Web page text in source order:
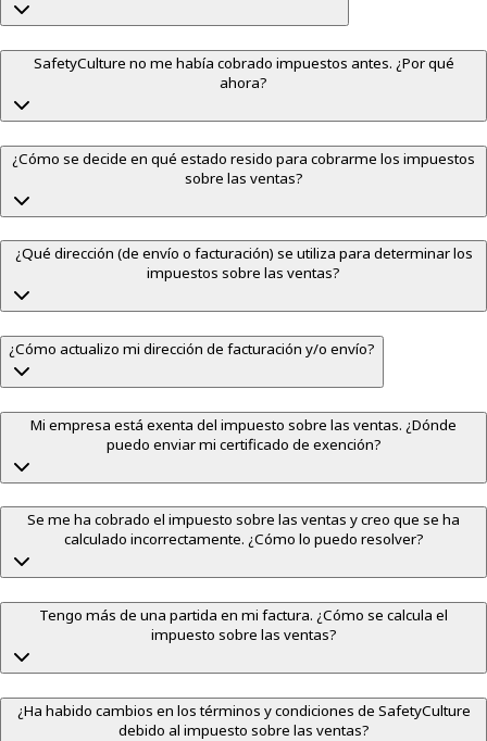
SafetyCulture no me había cobrado impuestos antes. ¿Por qué
ahora?
¿Cómo se decide en qué estado resido para cobrarme los impuestos
sobre las ventas?
¿Qué dirección (de envío o facturación) se utiliza para determinar los
impuestos sobre las ventas?
¿Cómo actualizo mi dirección de facturación y/o envío?
Mi empresa está exenta del impuesto sobre las ventas. ¿Dónde
puedo enviar mi certificado de exención?
Se me ha cobrado el impuesto sobre las ventas y creo que se ha
calculado incorrectamente. ¿Cómo lo puedo resolver?
Tengo más de una partida en mi factura. ¿Cómo se calcula el
impuesto sobre las ventas?
¿Ha habido cambios en los términos y condiciones de SafetyCulture
debido al impuesto sobre las ventas?